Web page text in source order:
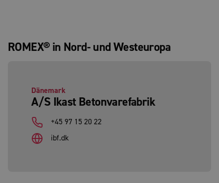
ROMEX® in Nord- und Westeuropa
Dänemark
A/S Ikast Betonvarefabrik
+45 97 15 20 22
ibf.dk